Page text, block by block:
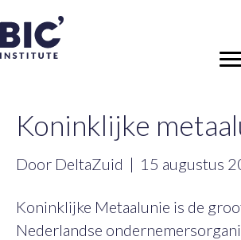
Koninklijke
Door DeltaZuid | 15 augustus
Koninklijke Metaalunie is de
Nederlandse